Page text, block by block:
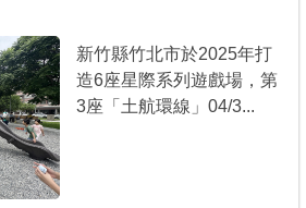
新竹縣竹北市於2025年打
造6座星際系列遊戲場，第
3座「土航環線」04/3...